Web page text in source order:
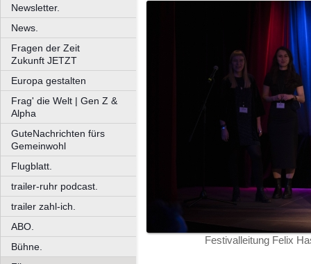
Newsletter.
News.
Fragen der Zeit
Zukunft JETZT
Europa gestalten
Frag' die Welt | Gen Z &
Alpha
GuteNachrichten fürs
Gemeinwohl
Flugblatt.
trailer-ruhr podcast.
trailer zahl-ich.
ABO.
Bühne.
Festivalleitung Felix